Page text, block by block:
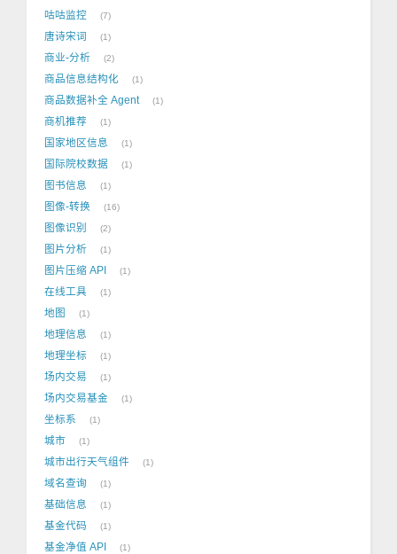
咕咕监控 7
唐诗宋词 1
商业-分析 2
商品信息结构化 1
商品数据补全 Agent 1
商机推荐 1
国家地区信息 1
国际院校数据 1
图书信息 1
图像-转换 16
图像识别 2
图片分析 1
图片压缩 API 1
在线工具 1
地图 1
地理信息 1
地理坐标 1
场内交易 1
场内交易基金 1
坐标系 1
城市 1
城市出行天气组件 1
域名查询 1
基础信息 1
基金代码 1
基金净值 API 1